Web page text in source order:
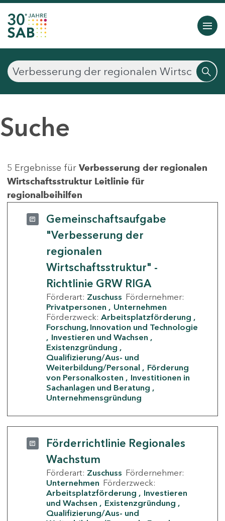
Suche
5 Ergebnisse für Verbesserung der regionalen
Wirtschaftsstruktur Leitlinie für
regionalbeihilfen
Gemeinschaftsaufgabe
"Verbesserung der
regionalen
Wirtschaftsstruktur" -
Richtlinie GRW RIGA
Förderart: Zuschuss Fördernehmer:
Privatpersonen
Unternehmen
Förderzweck: Arbeitsplatzförderung
Forschung, Innovation und Technologie
Investieren und Wachsen
Existenzgründung
Qualifizierung/Aus- und
Weiterbildung/Personal
Förderung
von Personalkosten
Investitionen in
Sachanlagen und Beratung
Unternehmensgründung
Förderrichtlinie Regionales
Wachstum
Förderart: Zuschuss Fördernehmer:
Unternehmen Förderzweck:
Arbeitsplatzförderung
Investieren
und Wachsen
Existenzgründung
Qualifizierung/Aus- und